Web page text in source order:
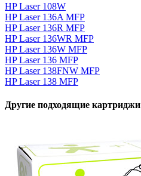
HP Laser 108W
HP Laser 136A MFP
HP Laser 136R MFP
HP Laser 136WR MFP
HP Laser 136W MFP
HP Laser 136 MFP
HP Laser 138FNW MFP
HP Laser 138 MFP
Другие подходящие картриджи